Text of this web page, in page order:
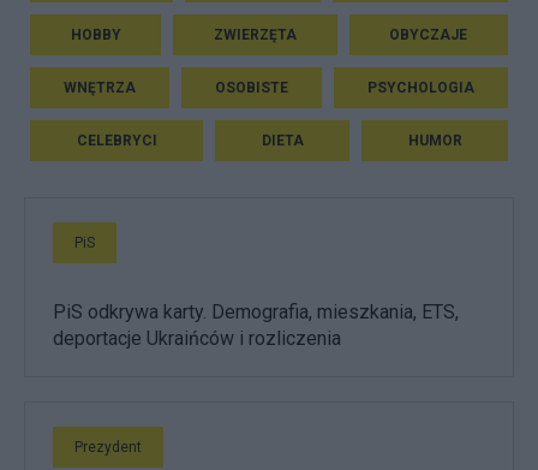
HOBBY ZWIERZĘTA OBYCZAJE
WNĘTRZA OSOBISTE PSYCHOLOGIA
CELEBRYCI DIETA HUMOR
PiS
PiS odkrywa karty. Demografia, mieszkania, ETS,
deportacje Ukraińców i rozliczenia
Prezydent